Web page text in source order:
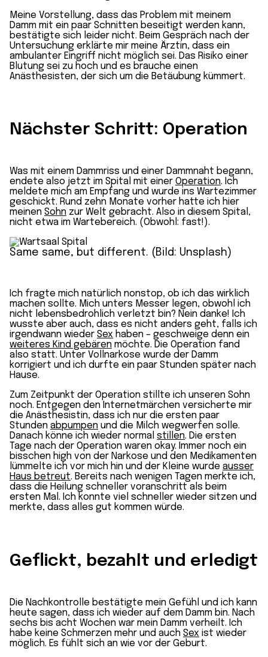
Meine Vorstellung, dass das Problem mit meinem
Damm mit ein paar Schnitten beseitigt werden kann,
bestätigte sich leider nicht. Beim Gespräch nach der
Untersuchung erklärte mir meine Ärztin, dass ein
ambulanter Eingriff nicht möglich sei. Das Risiko einer
Blutung sei zu hoch und es brauche einen
Anästhesisten, der sich um die Betäubung kümmert.
Nächster Schritt: Operation
Was mit einem Dammriss und einer Dammnaht begann,
endete also jetzt im Spital mit einer Operation. Ich
meldete mich am Empfang und wurde ins Wartezimmer
geschickt. Rund zehn Monate vorher hatte ich hier
meinen Sohn zur Welt gebracht. Also in diesem Spital,
nicht etwa im Wartebereich. (Obwohl: fast!).
Same same, but different. (Bild: Unsplash)
Ich fragte mich natürlich nonstop, ob ich das wirklich
machen sollte. Mich unters Messer legen, obwohl ich
nicht lebensbedrohlich verletzt bin? Nein danke! Ich
wusste aber auch, dass es nicht anders geht, falls ich
irgendwann wieder Sex haben – geschweige denn ein
weiteres Kind gebären möchte. Die Operation fand
also statt. Unter Vollnarkose wurde der Damm
korrigiert und ich durfte ein paar Stunden später nach
Hause.
Zum Zeitpunkt der Operation stillte ich unseren Sohn
noch. Entgegen den Internetmärchen versicherte mir
die Anästhesistin, dass ich nur die ersten paar
Stunden abpumpen und die Milch wegwerfen solle.
Danach könne ich wieder normal stillen. Die ersten
Tage nach der Operation waren okay. Immer noch ein
bisschen high von der Narkose und den Medikamenten
lümmelte ich vor mich hin und der Kleine wurde ausser
Haus betreut. Bereits nach wenigen Tagen merkte ich,
dass die Heilung schneller voranschritt als beim
ersten Mal. Ich konnte viel schneller wieder sitzen und
merkte, dass alles gut kommen würde.
Geflickt, bezahlt und erledigt
Die Nachkontrolle bestätigte mein Gefühl und ich kann
heute sagen, dass ich wieder auf dem Damm bin. Nach
sechs bis acht Wochen war mein Damm verheilt. Ich
habe keine Schmerzen mehr und auch Sex ist wieder
möglich. Es fühlt sich an wie vor der Geburt.